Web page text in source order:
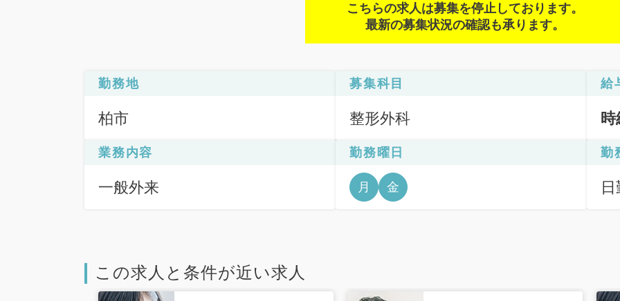
こちらの求人は募集を停止しております。
最新の募集状況の確認も承ります。
勤務地
柏市
募集科目
整形外科
給
業務内容
一般外来
勤務曜日
月 金
勤
この求人と条件が近い求人